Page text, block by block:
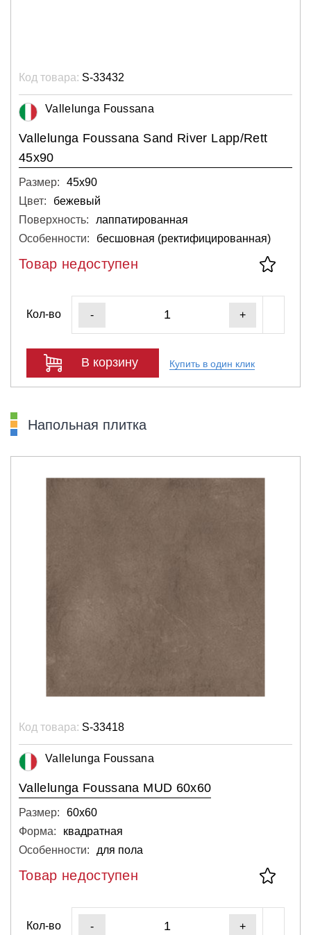
Код товара: S-33432
Vallelunga Foussana
Vallelunga Foussana Sand River Lapp/Rett
45x90
Размер:
45х90
Цвет:
бежевый
Поверхность:
лаппатированная
Особенности:
бесшовная (ректифицированная)
Товар недоступен
Кол-во - +
В корзину Купить в один клик
Напольная плитка
Код товара: S-33418
Vallelunga Foussana
Vallelunga Foussana MUD 60x60
Размер:
60х60
Форма:
квадратная
Особенности:
для пола
Товар недоступен
Кол-во - +